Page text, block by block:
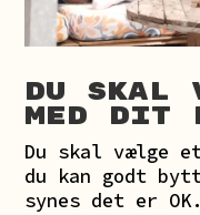
Du skal
med dit
Du skal vælge
du kan godt
synes det er